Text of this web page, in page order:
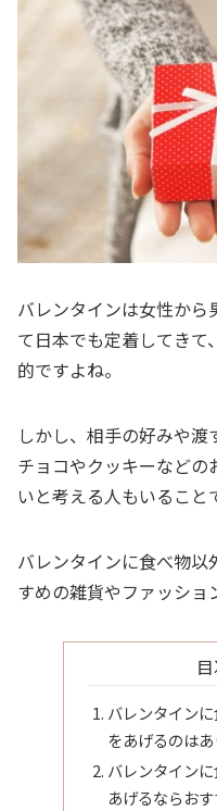
バレンタインは女性から
て日本でも定着してき
的ですよね。
しかし、相手の好みや渡
チョコやクッキーなど
いと考える人もいること
バレンタインに食べ物
すめの雑貨やファッショ
バレンタイン
をあげるのはあ
バレンタイン
あげるならお